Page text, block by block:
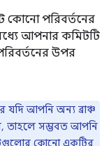
পরিবর্তনের
আপনার কমিটটি
উপর
আপনি অন্য ব্রাঞ্চ
তাহলে সম্ভবত আপনি
কোনো একটির